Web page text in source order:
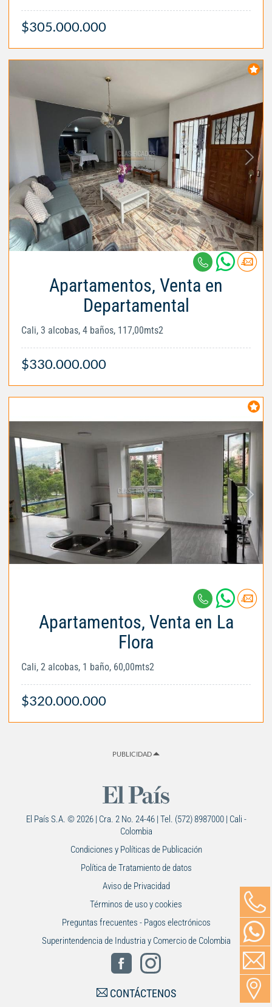
$305.000.000
Apartamentos, Venta en
Departamental
Cali, 3 alcobas, 4 baños, 117,00mts2
$330.000.000
Apartamentos, Venta en La
Flora
Cali, 2 alcobas, 1 baño, 60,00mts2
$320.000.000
PUBLICIDAD
El País S.A. © 2026 | Cra. 2 No. 24-46 | Tel. (572) 8987000 | Cali -
Colombia
Condiciones y Políticas de Publicación
Política de Tratamiento de datos
Aviso de Privacidad
Términos de uso y cookies
Preguntas frecuentes - Pagos electrónicos
Superintendencia de Industria y Comercio de Colombia
CONTÁCTENOS